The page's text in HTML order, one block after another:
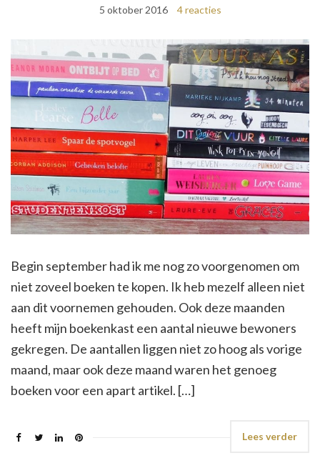
5 oktober 2016 4 reacties
Begin september had ik me nog zo voorgenomen om
niet zoveel boeken te kopen. Ik heb mezelf alleen niet
aan dit voornemen gehouden. Ook deze maanden
heeft mijn boekenkast een aantal nieuwe bewoners
gekregen. De aantallen liggen niet zo hoog als vorige
maand, maar ook deze maand waren het genoeg
boeken voor een apart artikel. […]
Lees verder